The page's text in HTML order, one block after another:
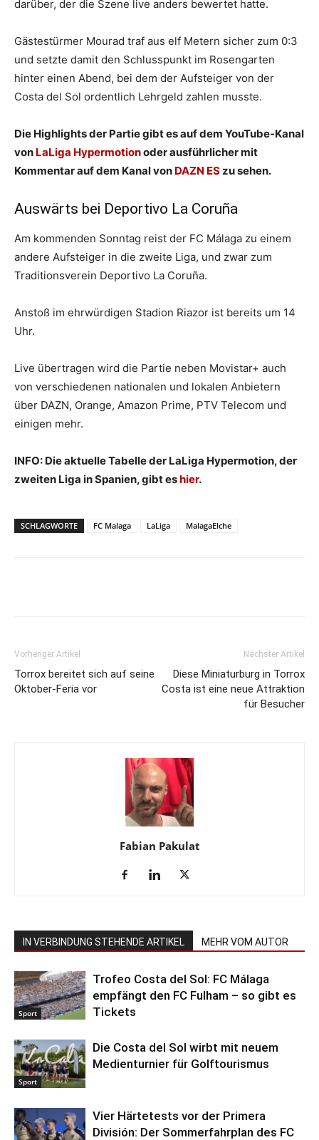
darüber, der die Szene live anders bewertet hatte.
Gästestürmer Mourad traf aus elf Metern sicher zum 0:3
und setzte damit den Schlusspunkt im Rosengarten
hinter einen Abend, bei dem der Aufsteiger von der
Costa del Sol ordentlich Lehrgeld zahlen musste.
Die Highlights der Partie gibt es auf dem YouTube-Kanal
von LaLiga Hypermotionoder ausführlicher mit
Kommentar auf dem Kanal von DAZN ES zu sehen.
Auswärts bei Deportivo La Coruña
Am kommenden Sonntag reist der FC Málaga zu einem
andere Aufsteiger in die zweite Liga, und zwar zum
Traditionsverein Deportivo La Coruña.
Anstoß im ehrwürdigen Stadion Riazor ist bereits um 14
Uhr.
Live übertragen wird die Partie neben Movistar+ auch
von verschiedenen nationalen und lokalen Anbietern
über DAZN, Orange, Amazon Prime, PTV Telecom und
einigen mehr.
INFO: Die aktuelle Tabelle der LaLiga Hypermotion, der
zweiten Liga in Spanien, gibt eshier.
SCHLAGWORTE FC Malaga LaLiga MalagaElche
Vorheriger Artikel
Torrox bereitet sich auf seine
Oktober-Feria vor
Nächster Artikel
Diese Miniaturburg in Torrox
Costa ist eine neue Attraktion
für Besucher
Fabian Pakulat
IN VERBINDUNG STEHENDE ARTIKEL MEHR VOM AUTOR
Sport
Trofeo Costa del Sol: FC Málaga
empfängt den FC Fulham – so gibt es
Tickets
Sport
Die Costa del Sol wirbt mit neuem
Medienturnier für Golftourismus
Vier Härtetests vor der Primera
División: Der Sommerfahrplan des FC